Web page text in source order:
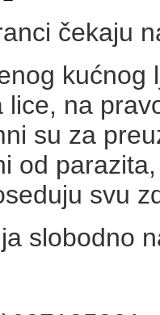
čekaju
kućnog
lice, na
su za
od
svu
slobodno